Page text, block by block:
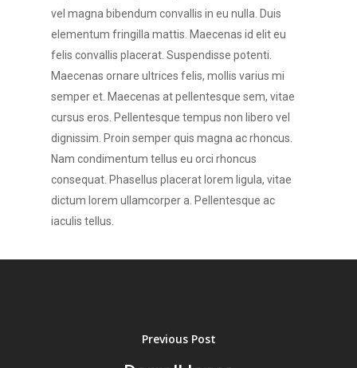
vel magna bibendum convallis in eu nulla. Duis
elementum fringilla mattis. Maecenas id elit eu
felis convallis placerat. Suspendisse potenti.
Maecenas ornare ultrices felis, mollis varius mi
semper et. Maecenas at pellentesque sem, vitae
cursus eros. Pellentesque tempus non libero vel
dignissim. Proin semper quis magna ac rhoncus.
Nam condimentum tellus eu orci rhoncus
consequat. Phasellus placerat lorem ligula, vitae
dictum lorem ullamcorper a. Pellentesque ac
iaculis tellus.
Previous Post